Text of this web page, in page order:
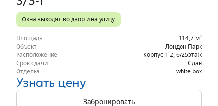
Окна выходят во двор и на улицу
Площадь 114,7 м2
Объект
Лондон Парк
Расположение
Корпус 1-2 6/25этаж
Срок сдачи
Сдан
Отделка
white box
Узнать цену
Забронировать